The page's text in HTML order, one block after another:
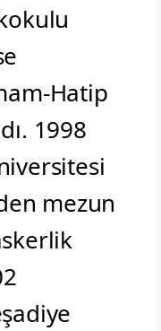
Hatip
1998
mezun